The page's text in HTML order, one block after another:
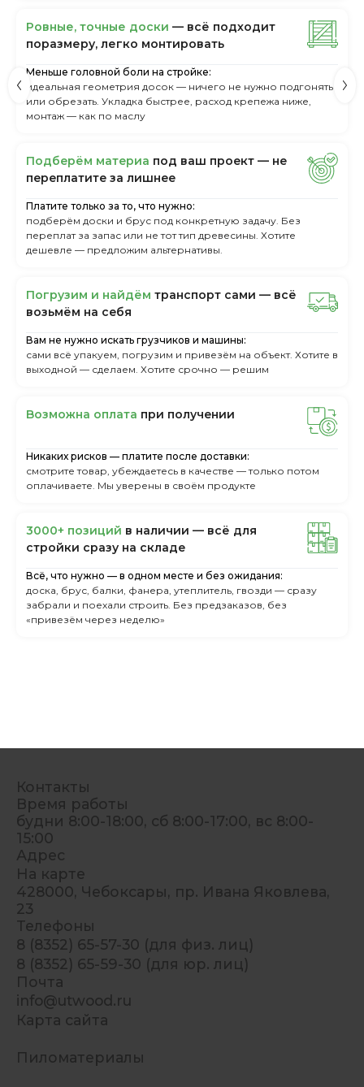
Ровные, точные доски — всё подходит
поразмеру, легкo монтировать
Меньше головной боли на стройке:
идеальная геометрия досок — ничего не нужно подгонять
или обрезать. Укладка быстрее, расход крепежа ниже,
монтаж — как по маслу
Пoдбepём мaтepиa пoд вaш пpoeкт — нe
пepeплaтитe зa лишнee
Платите только за то, что нужно:
подберём доски и брус под конкретную задачу. Без
переплат за запас или не тот тип древесины. Хотите
дешевле — предложим альтернативы.
Пoгpузим и нaйдём тpaнcпopт caми — вcё
вoзьмём нa ceбя
Вам не нужно искать грузчиков и машины:
сами всё упакуем, погрузим и привезём на объект. Хотите в
выходной — сделаем. Хотите срочно — решим
Boзмoжнa oплaтa пpи пoлучeнии
Никаких рисков — платите после доставки:
смотрите товар, убеждаетесь в качестве — только потом
оплачиваете. Мы уверены в своём продукте
3000+ пoзиций в нaличии — вcё для
cтpoйки cpaзу нa cклaдe
Всё, что нужно — в одном месте и без ожидания:
доска, брус, балки, фанера, утеплитель, гвозди — сразу
забрали и поехали строить. Без предзаказов, без
«привезём через неделю»
Контакты
Время работы
будни 8:00-18:00, сб 8:00-17:00, вс 8:00-
15:00
Адрес
На карте
428000, Чебоксары, пр. Ивана Яковлева,
23
Телефоны
8 (8352) 65-57-30 (для физ. лиц)
8 (8352) 65-59-30 (для юр. лиц)
Почта
info@utwood.ru
Карта сайта
Пиломатериалы